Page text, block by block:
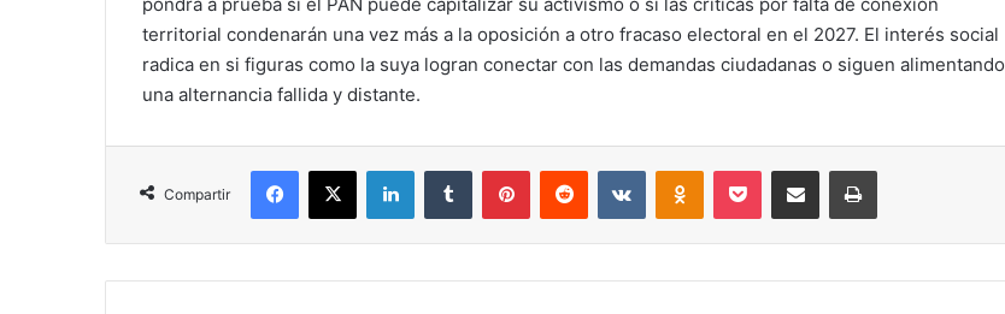
territorial condenarán una vez más a la oposición a otro fracaso electoral en el 2027. El interés social
radica en si figuras como la suya logran conectar con las demandas ciudadanas o siguen alimentando
una alternancia fallida y distante.
Compartir
Facebook
X LinkedInTumblr PinterestReddit VKontakteOdnoklassniki
Pocket Compartir por correo electrónicoImprimir